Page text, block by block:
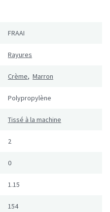
FRAAI
Rayures
Crème, Marron
Polypropylène
Tissé à la machine
2
0
1.15
154